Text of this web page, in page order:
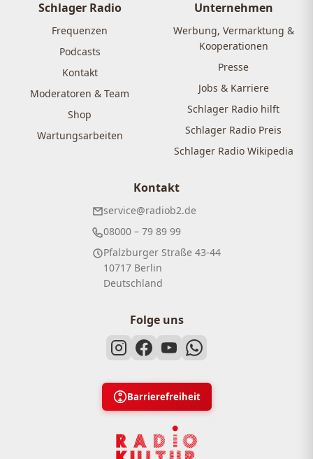
Schlager Radio
Frequenzen
Podcasts
Kontakt
Moderatoren & Team
Shop
Wartungsarbeiten
Unternehmen
Werbung, Vermarktung &
Kooperationen
Presse
Jobs & Karriere
Schlager Radio hilft
Schlager Radio Preis
Schlager Radio Wikipedia
Kontakt
service@radiob2.de
08000 – 79 89 99
Pfalzburger Straße 43-44
10717 Berlin
Deutschland
Folge uns
Barrierefreiheit